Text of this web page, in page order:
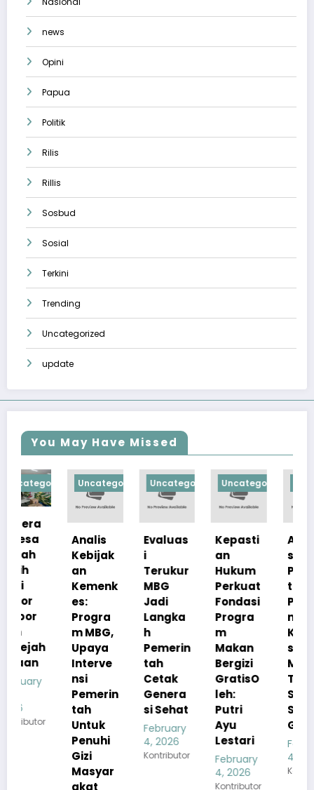
news
Opini
Papua
Politik
Rilis
Rillis
Sosbud
Sosial
Terkini
Trending
Uncategorized
update
You May Have Missed
Uncategorized
Analis
Kebijak
an
es:
Progra
Upaya
Interve
nsi
Pemerin
Untuk
Uncategorized
Evaluas
i
MBG
Langka
h
Pemerin
tah
Genera
February
4, 2026
Kontributor
Uncategorized
Kepasti
Hukum
Perkuat
Progra
Makan
GratisO
leh:
Putri
Ayu
Lestari
February
Kontributor
Apresia
Pemerin
tah
Pastika
n
s Menu
MBG
Tetap
Standar
February
4, 2026
Kontributor